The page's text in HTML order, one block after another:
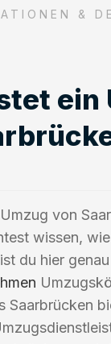
&
ein
von
wissen,
du hier
Saarbrücken